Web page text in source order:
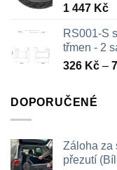
1 447 Kč
RS001-S
třmen - 2
326 Kč –
DOPORUČENÉ
Záloha za
přezutí